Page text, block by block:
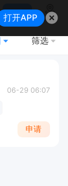
搜索
地图
筛选
06-29 06:07
申请
打开APP